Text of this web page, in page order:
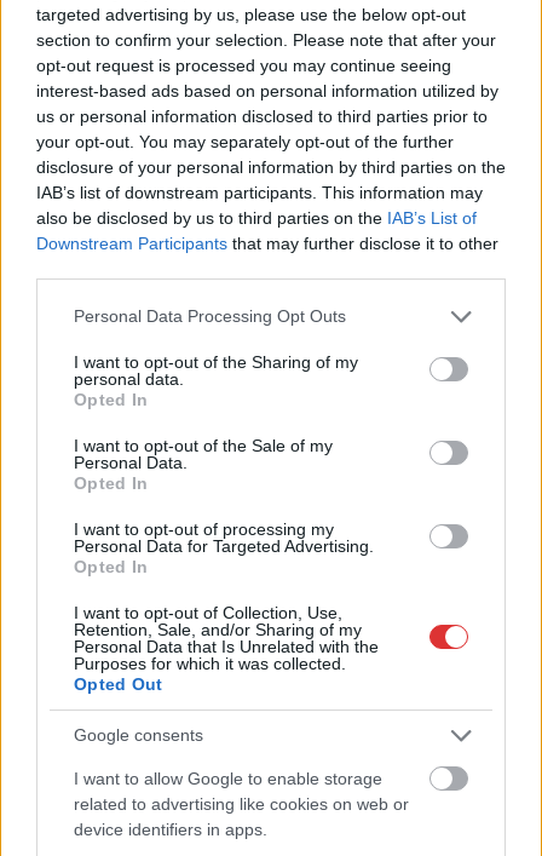
targeted advertising by us, please use the below opt-out
section to confirm your selection. Please note that after your
opt-out request is processed you may continue seeing
interest-based ads based on personal information utilized by
us or personal information disclosed to third parties prior to
your opt-out. You may separately opt-out of the further
disclosure of your personal information by third parties on the
IAB’s list of downstream participants. This information may
also be disclosed by us to third parties on the IAB’s List of
Downstream Participants that may further disclose it to other
Please note that this website/app uses one or more Google
not limited to your visit or usage behaviour. You may click to
grant or deny consent to Google and its third-party tags to
use your data for below specified purposes in below Google
consent section.
Personal Data Processing Opt Outs
I want to opt-out of the Sharing of my
personal data.
Opted In
I want to opt-out of the Sale of my
Personal Data.
Opted In
I want to opt-out of processing my
Personal Data for Targeted Advertising.
Opted In
I want to opt-out of Collection, Use,
Retention, Sale, and/or Sharing of my
Personal Data that Is Unrelated with the
Purposes for which it was collected.
Opted Out
Google consents
I want to allow Google to enable storage
related to advertising like cookies on web or
device identifiers in apps.
2021.12.31. Kiss Lajos
Elképesztő mennyiségű
hozzászólás érkezett a
világhálón ahhoz a
nyílt levélhez, amit az
írás szerint Szilágyi
Liliána húga, Gerda
fogalmazott meg és
hazugnak nevezi saját nővérét és édesanyját. A levelet olvasók
szerint azonban ez jó eséllyel nem lehet az épphogy nagykorú
kislány önálló gondolatainak tömege, itt is az apát gyanítják a
háttérben. Ember legyen a talpán, aki az elmúlt két nap
viharos gyorsasággal történő eseményeiben képes igazságot
tenni. Két, homlokegyenest ellentmondó vádaskodás Szilágyi
Liliána úszónő és ügyvéd édesapja között, akit Liliána lelki,
fizikális…
TOVÁBB OLVASOM
Magyarország édesapa,hazugság,internet megfogalmazás
szilágyi liliána ,ügyvéd
Családi tragédia Karcagon
2021.09.06. Kiss Lajos
A 33 éves férfi saját